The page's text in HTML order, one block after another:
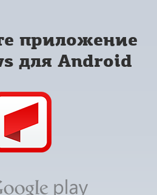
приложение
для Android